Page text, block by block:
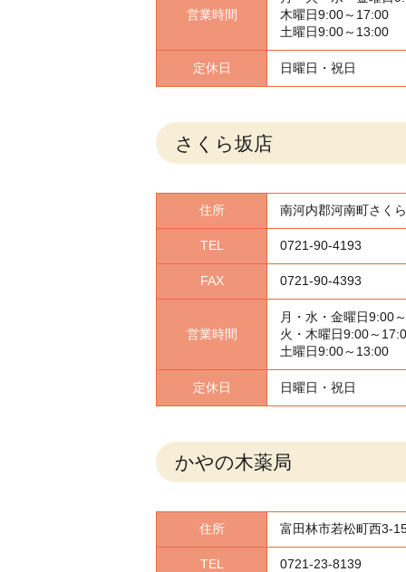
営業時間
木曜日9:00～17:00
土曜日9:00～13:00
定休日 日曜日・祝日
さくら坂店
住所 南河内郡河南町さく
TEL 0721-90-4193
FAX 0721-90-4393
営業時間
月・水・金曜日9:00
火・木曜日9:00～
土曜日9:00～13:00
定休日 日曜日・祝日
かやの木薬局
住所 富田林市若松町西3-
TEL 0721-23-8139